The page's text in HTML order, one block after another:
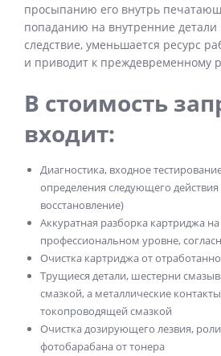
просыпанию его внутрь
попаданию на внутренние
следствие, уменьшается ресурс
и приводит к преждевременному
В стоимость
входит:
Диагностика, входное
определения следующего действия
восстановление)
Аккуратная разборка картриджа
профессиональном уровне,
Очистка картриджа от
Трущиеся детали, шестерни
смазкой, а металлические
токопроводящей смазкой
Очистка дозирующего лезвия,
фотобарабана от тонера